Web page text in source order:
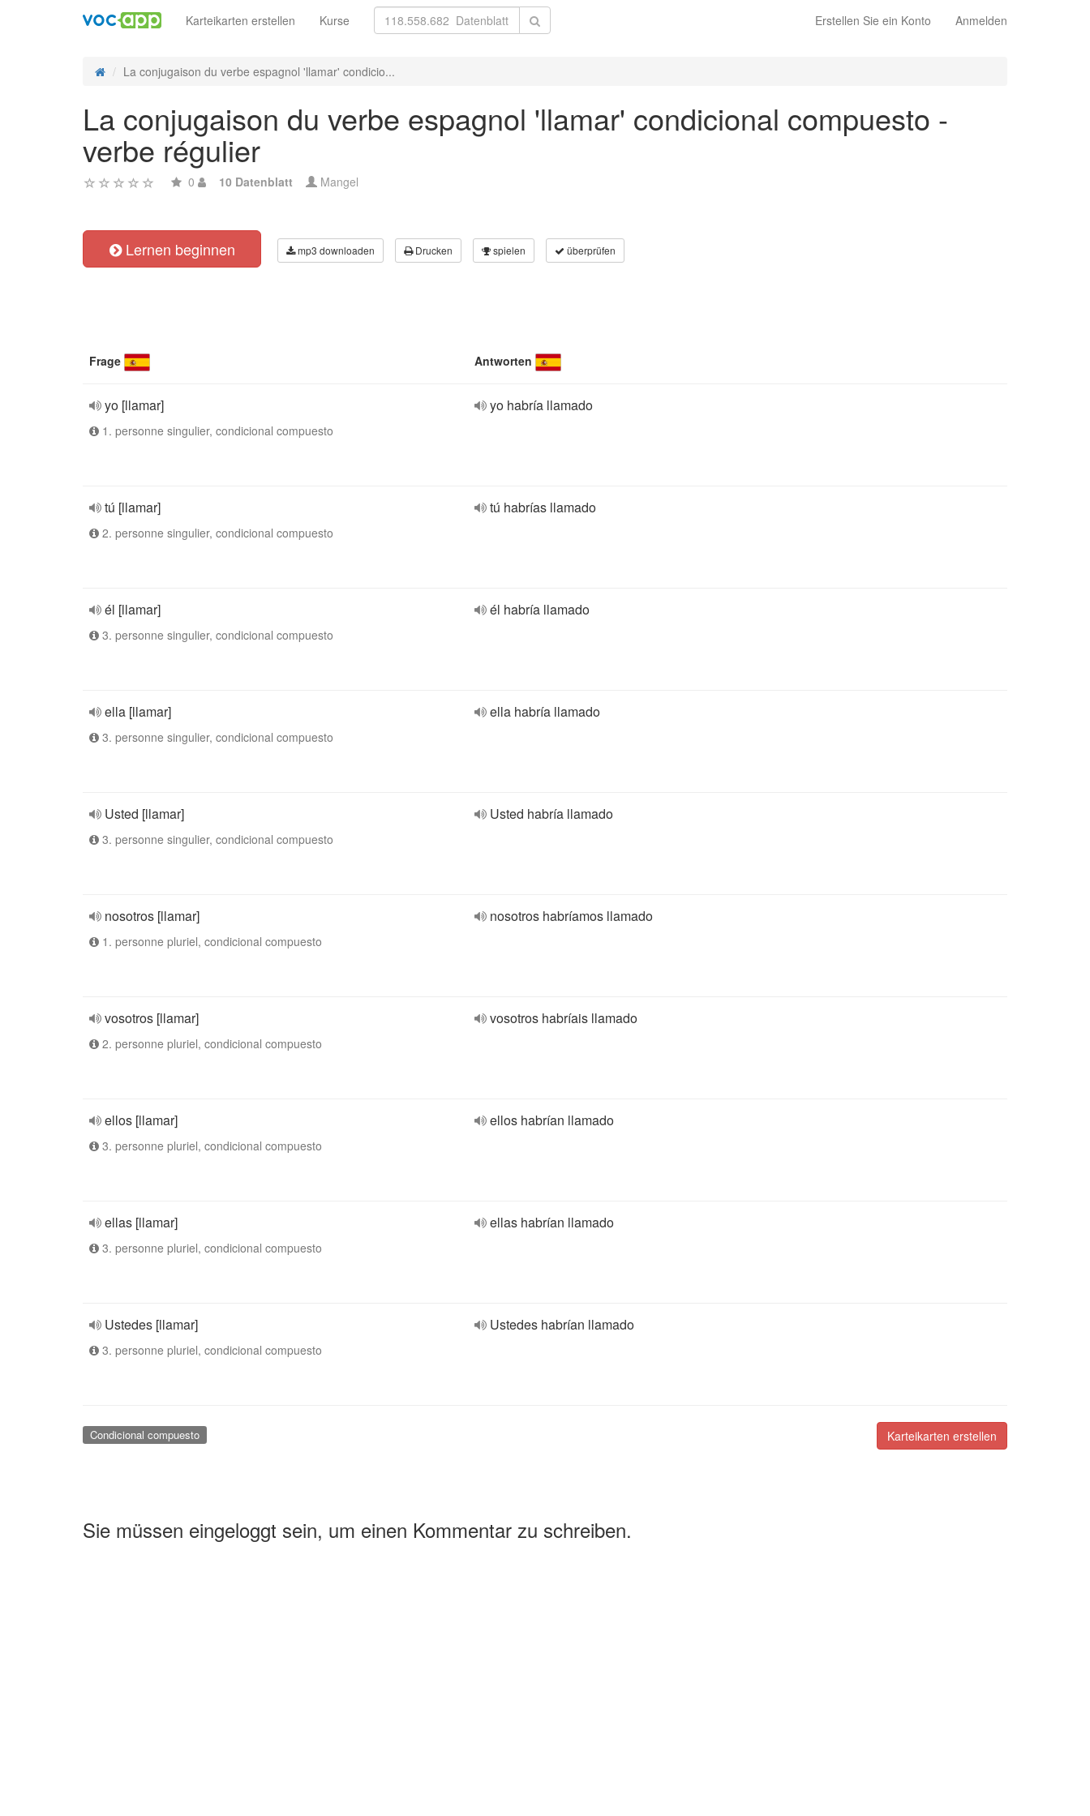
Erstellen Sie ein Konto Anmelden
Karteikarten erstellen Kurse
La conjugaison du verbe espagnol 'llamar' condicio...
La conjugaison du verbe espagnol 'llamar' condicional compuesto -
verbe régulier
0 10 Datenblatt Mangel
Lernen beginnen mp3 downloaden Drucken spielen überprüfen
Frage Antworten
yo [llamar]
1. personne singulier, condicional compuesto
yo habría llamado
tú [llamar]
2. personne singulier, condicional compuesto
tú habrías llamado
él [llamar]
3. personne singulier, condicional compuesto
él habría llamado
ella [llamar]
3. personne singulier, condicional compuesto
ella habría llamado
Usted [llamar]
3. personne singulier, condicional compuesto
Usted habría llamado
nosotros [llamar]
1. personne pluriel, condicional compuesto
nosotros habríamos llamado
vosotros [llamar]
2. personne pluriel, condicional compuesto
vosotros habríais llamado
ellos [llamar]
3. personne pluriel, condicional compuesto
ellos habrían llamado
ellas [llamar]
3. personne pluriel, condicional compuesto
ellas habrían llamado
Ustedes [llamar]
3. personne pluriel, condicional compuesto
Ustedes habrían llamado
Karteikarten erstellen
Condicional compuesto
Sie müssen eingeloggt sein, um einen Kommentar zu schreiben.